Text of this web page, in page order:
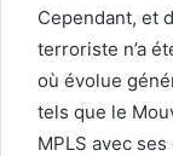
Cependant, et
terroriste n’a
où évolue
tels que le
MPLS avec